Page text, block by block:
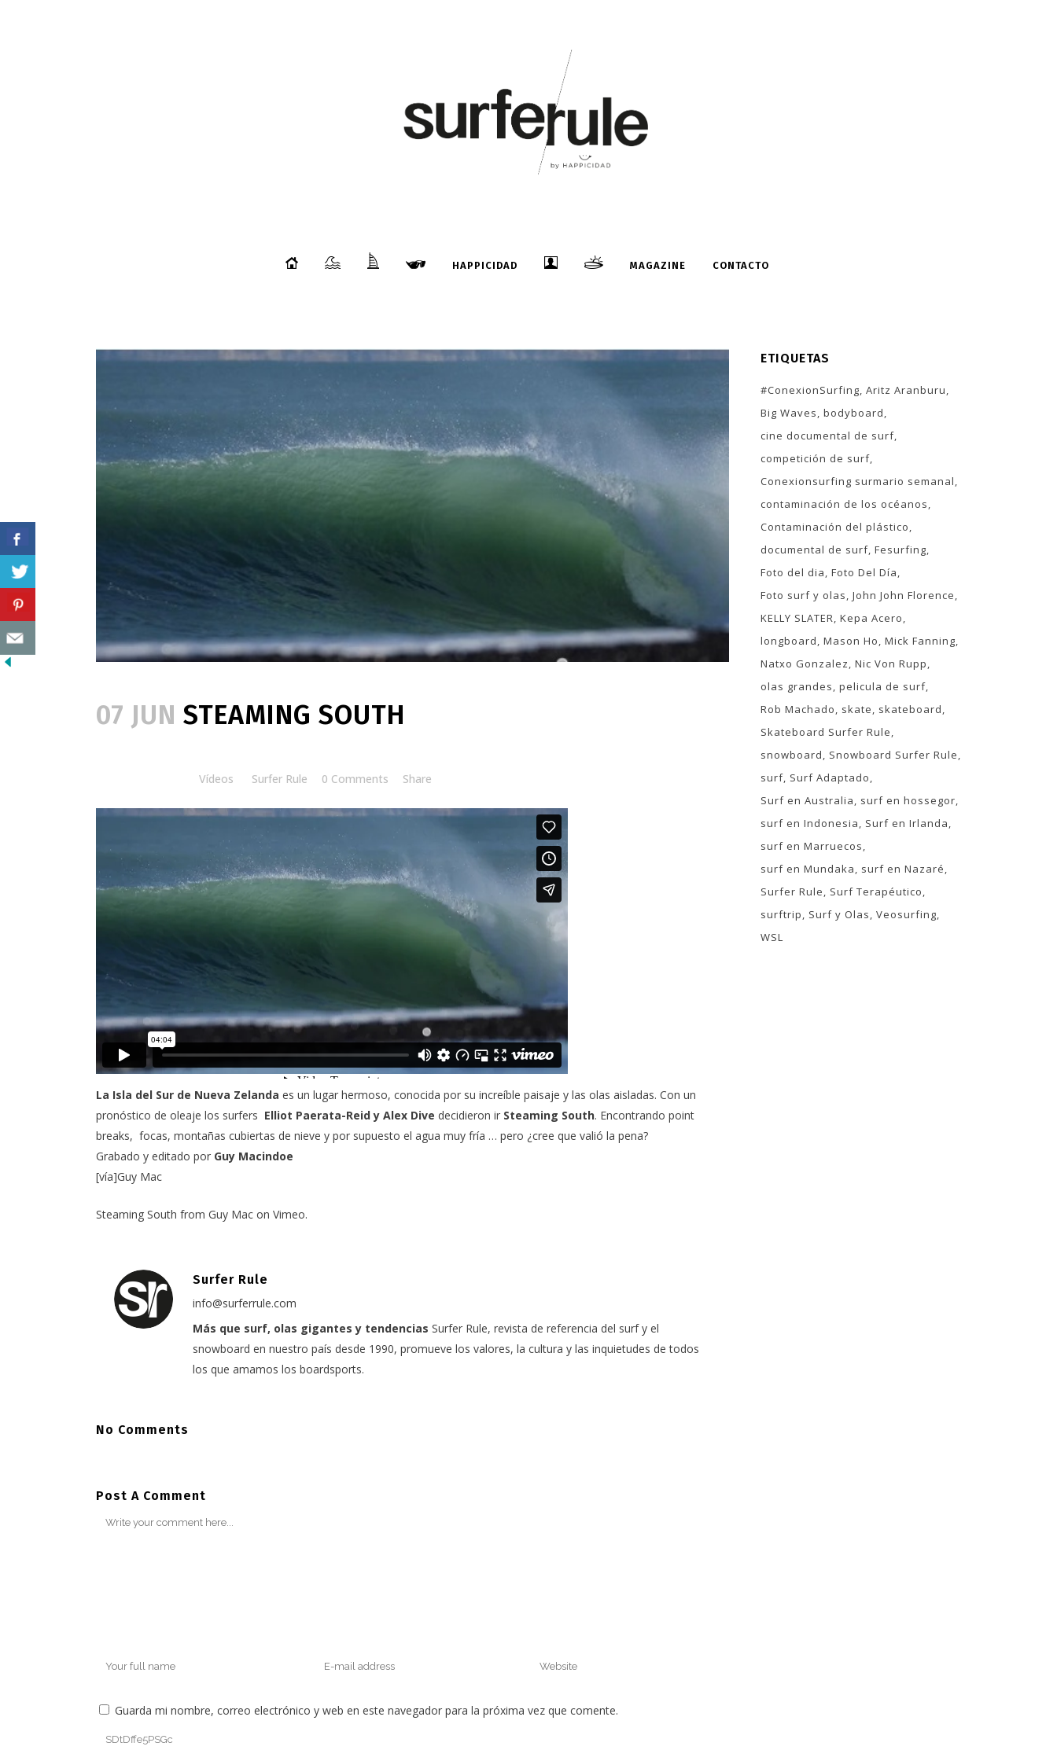
HAPPICIDAD MAGAZINE CONTACTO
07 JUN STEAMING SOUTH
Vídeos Surfer Rule 0 Comments Share
La Isla del Sur de Nueva Zelanda es un lugar hermoso, conocida por su increíble paisaje y las olas aisladas. Con un
pronóstico de oleaje los surfers Elliot Paerata-Reid y Alex Dive decidieron ir Steaming South. Encontrando point
breaks, focas, montañas cubiertas de nieve y por supuesto el agua muy fría … pero ¿cree que valió la pena?
Grabado y editado por Guy Macindoe
[vía]Guy Mac
Steaming South from Guy Mac on Vimeo.
Surfer Rule
info@surferrule.com
Más que surf, olas gigantes y tendencias Surfer Rule, revista de referencia del surf y el
snowboard en nuestro país desde 1990, promueve los valores, la cultura y las inquietudes de todos
los que amamos los boardsports.
No Comments
Post A Comment
Guarda mi nombre, correo electrónico y web en este navegador para la próxima vez que comente.
ETIQUETAS
#ConexionSurfing Aritz Aranburu
Big Waves bodyboard
cine documental de surf
competición de surf
Conexionsurfing surmario semanal
contaminación de los océanos
Contaminación del plástico
documental de surf Fesurfing
Foto del dia Foto Del Día
Foto surf y olas John John Florence
KELLY SLATER Kepa Acero
longboard Mason Ho Mick Fanning
Natxo Gonzalez Nic Von Rupp
olas grandes pelicula de surf
Rob Machado
skate
skateboard
Skateboard Surfer Rule
snowboard
Snowboard Surfer Rule
surf Surf Adaptado
Surf en Australia
surf en hossegor
surf en Indonesia
Surf en Irlanda
surf en Marruecos
surf en Mundaka
surf en Nazaré
Surfer Rule
Surf Terapéutico
surftrip
Surf y Olas Veosurfing
WSL